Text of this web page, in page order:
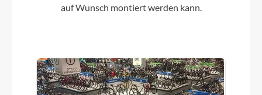
auf Wunsch montiert werden kann.